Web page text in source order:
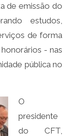
de emissão do
estudos,
de forma
- nas
pública no
O
presidente
do CFT,